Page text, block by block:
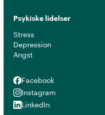
Psykiske lidelser
Stress
Depression
Angst
Facebook
Facebook
Instagram
Instagram
LinkedIn
LinkedIn